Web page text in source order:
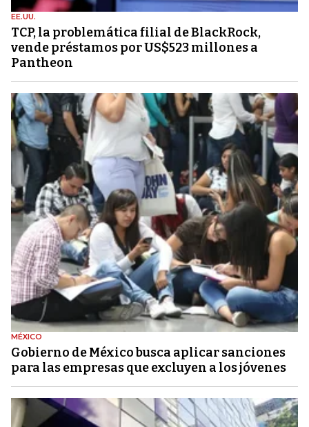
EE.UU.
TCP, la problemática filial de BlackRock,
vende préstamos por US$523 millones a
Pantheon
MÉXICO
Gobierno de México busca aplicar sanciones
para las empresas que excluyen a los jóvenes